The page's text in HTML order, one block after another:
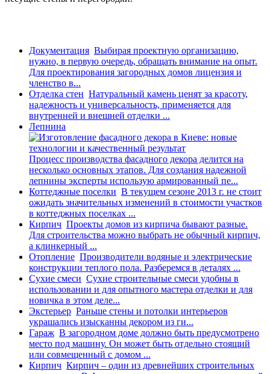
Документация Выбирая проектную организацию,
нужно, в первую очередь, обращать внимание на опыт.
Для проектирования загородных домов лицензия и
членство в...
Отделка стен Натуральный камень ценят за красоту,
надежность и универсальность, применяется для
внутренней и внешней отделки ...
Лепнина
Процесс производства фасадного декора делится на
несколько основных этапов. Для создания надежной
лепнины эксперты использую армированный пе...
Коттеджные поселки В текущем сезоне 2013 г. не стоит
ожидать значительных изменений в стоимости участков
в коттеджных поселках ...
Кирпич Проекты домов из кирпича бывают разные.
Для строительства можно выбрать не обычный кирпич,
а клинкерный ...
Отопление Производители водяные и электрические
конструкции теплого пола. Разберемся в деталях ...
Сухие смеси Сухие строительные смеси удобны в
использовании и для опытного мастера отделки и для
новичка в этом деле...
Экстерьер Раньше стены и потолки интерьеров
украшались изысканны декором из ги...
Гараж В загородном доме должно быть предусмотрено
место под машину. Он может быть отдельно стоящий
или совмещенный с домом ...
Кирпич Кирпич – один из древнейших строительных